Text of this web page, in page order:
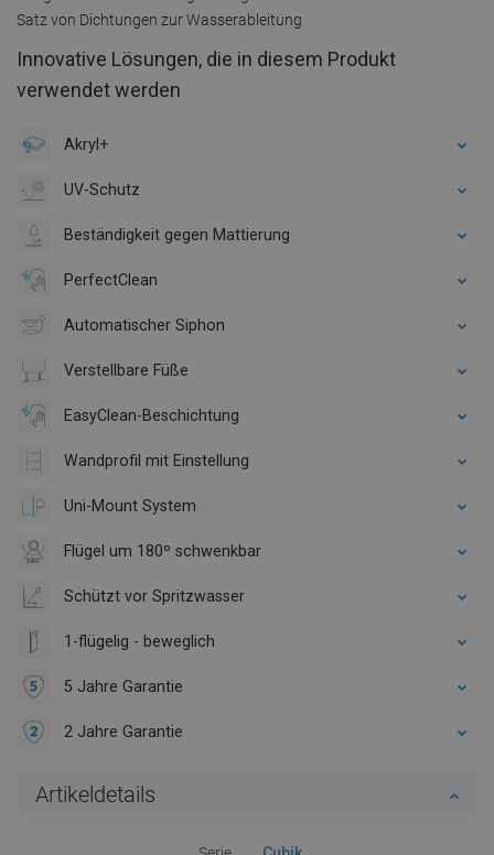
Satz von Dichtungen zur Wasserableitung
Innovative Lösungen, die in diesem Produkt
verwendet werden
Akryl+
UV-Schutz
Beständigkeit gegen Mattierung
PerfectClean
Automatischer Siphon
Verstellbare Füße
EasyClean-Beschichtung
Wandprofil mit Einstellung
Uni-Mount System
Flügel um 180º schwenkbar
Schützt vor Spritzwasser
1-flügelig - beweglich
5 Jahre Garantie
2 Jahre Garantie
Artikeldetails